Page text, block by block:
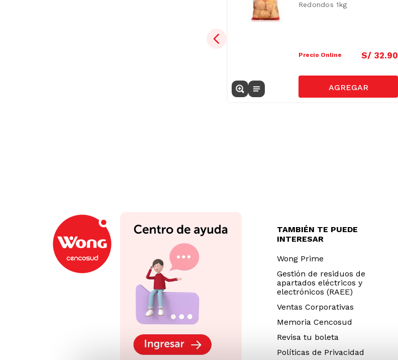
Redondos 1kg
Precio Online S/ 32.90
TAMBIÉN TE PUEDE
INTERESAR
Wong Prime
Gestión de residuos de
apartados eléctricos y
electrónicos (RAEE)
Ventas Corporativas
Memoria Cencosud
Revisa tu boleta
Políticas de Privacidad